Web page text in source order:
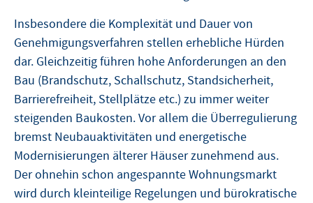
Insbesondere die Komplexität und Dauer von
Genehmigungsverfahren stellen erhebliche Hürden
dar. Gleichzeitig führen hohe Anforderungen an den
Bau (Brandschutz, Schallschutz, Standsicherheit,
Barrierefreiheit, Stellplätze etc.) zu immer weiter
steigenden Baukosten. Vor allem die Überregulierung
bremst Neubauaktivitäten und energetische
Modernisierungen älterer Häuser zunehmend aus.
Der ohnehin schon angespannte Wohnungsmarkt
wird durch kleinteilige Regelungen und bürokratische